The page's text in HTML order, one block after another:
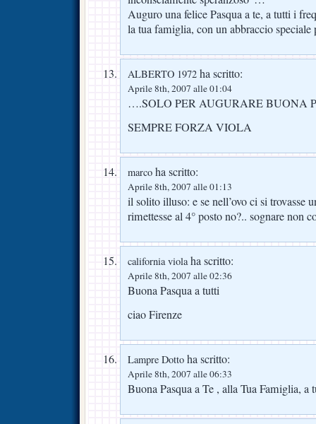
Auguro una felice Pasqua a te, a tutti i
la tua famiglia, con un abbraccio
ALBERTO 1972 ha scritto:
Aprile 8th, 2007 alle 01:04
….SOLO PER AUGURARE BUONA
SEMPRE FORZA VIOLA
marco ha scritto:
Aprile 8th, 2007 alle 01:13
il solito illuso: e se nell’ovo ci si trovasse
rimettesse al 4° posto no?.. sognare non
california violaha scritto:
Aprile 8th, 2007 alle 02:36
Buona Pasqua a tutti
ciao Firenze
Lampre Dotto ha scritto:
Aprile 8th, 2007 alle 06:33
Buona Pasqua a Te , alla Tua Famiglia,